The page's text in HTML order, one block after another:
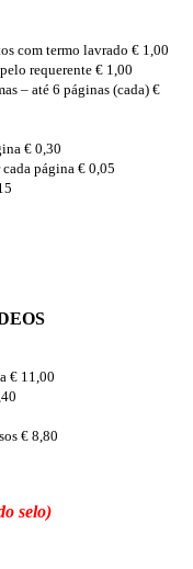
com termo lavrado € 1,00
requerente € 1,00
– até 6 páginas (cada) €
€ 0,30
página € 0,05
€ 11,00
€ 8,80
selo)